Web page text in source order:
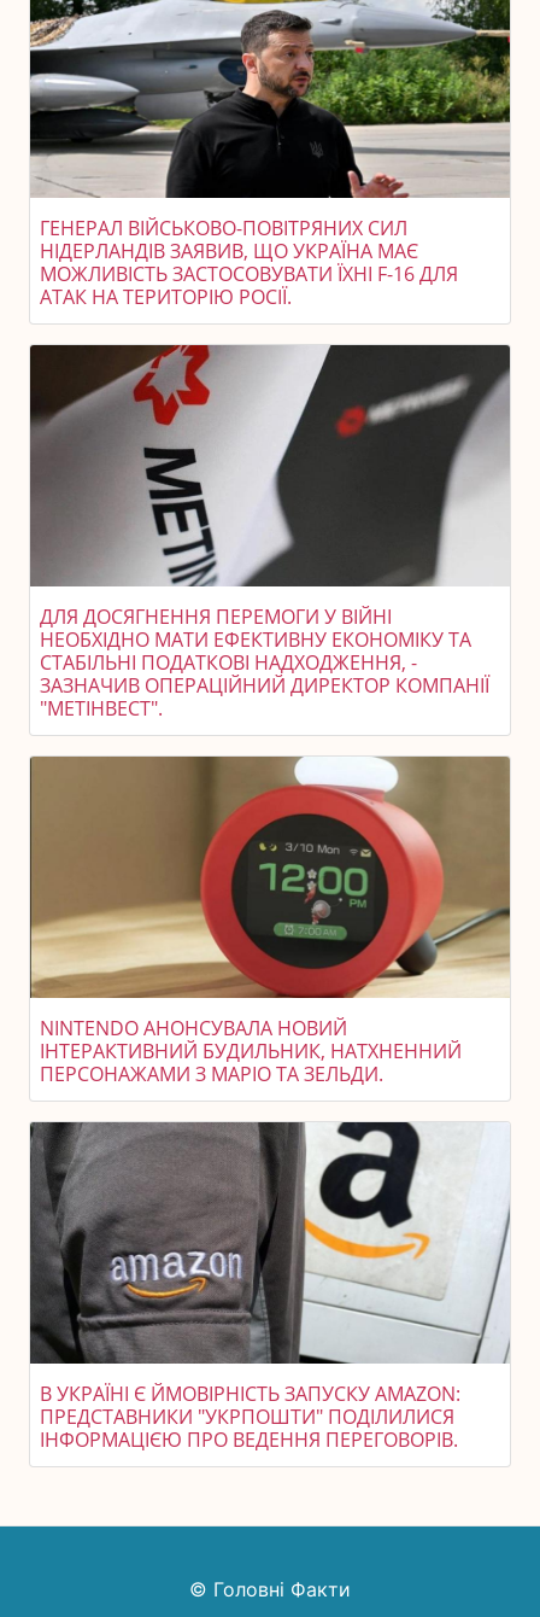
ГЕНЕРАЛ ВІЙСЬКОВО-ПОВІТРЯНИХ СИЛ
НІДЕРЛАНДІВ ЗАЯВИВ, ЩО УКРАЇНА МАЄ
МОЖЛИВІСТЬ ЗАСТОСОВУВАТИ ЇХНІ F-16 ДЛЯ
АТАК НА ТЕРИТОРІЮ РОСІЇ.
ДЛЯ ДОСЯГНЕННЯ ПЕРЕМОГИ У ВІЙНІ
НЕОБХІДНО МАТИ ЕФЕКТИВНУ ЕКОНОМІКУ ТА
СТАБІЛЬНІ ПОДАТКОВІ НАДХОДЖЕННЯ, -
ЗАЗНАЧИВ ОПЕРАЦІЙНИЙ ДИРЕКТОР КОМПАНІЇ
"МЕТІНВЕСТ".
NINTENDO АНОНСУВАЛА НОВИЙ
ІНТЕРАКТИВНИЙ БУДИЛЬНИК, НАТХНЕННИЙ
ПЕРСОНАЖАМИ З МАРІО ТА ЗЕЛЬДИ.
В УКРАЇНІ Є ЙМОВІРНІСТЬ ЗАПУСКУ AMAZON:
ПРЕДСТАВНИКИ "УКРПОШТИ" ПОДІЛИЛИСЯ
ІНФОРМАЦІЄЮ ПРО ВЕДЕННЯ ПЕРЕГОВОРІВ.
© Головні Факти